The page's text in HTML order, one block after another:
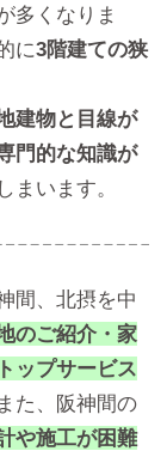
多くなりま
に3階建ての狭
建物と目線が
門的な知識が
まいます。
間、北摂を中
のご紹介・家
ップサービス
た、阪神間の
や施工が困難